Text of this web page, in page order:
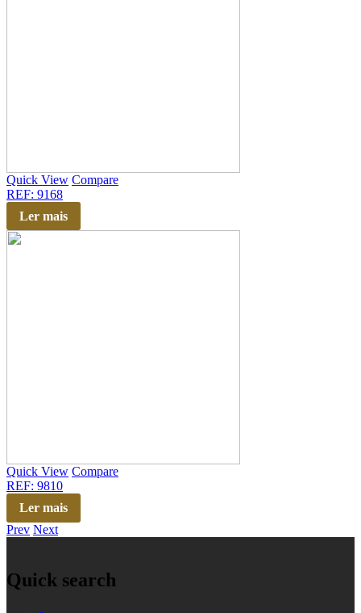
Quick View Compare
REF: 9168
Ler mais
Quick View Compare
REF: 9810
Ler mais
Prev Next
Quick search